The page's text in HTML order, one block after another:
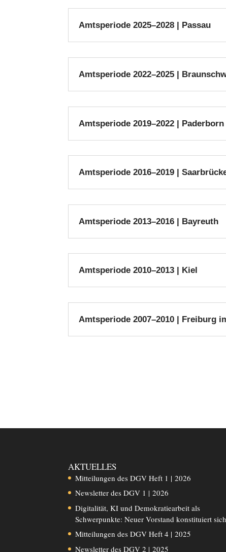
Amtsperiode 2025–2028 | Passau
Amtsperiode 2022–2025 |
Amtsperiode 2019–2022 | Paderborn
Amtsperiode 2016–2019 |
Amtsperiode 2013–2016 | Bayreuth
Amtsperiode 2010–2013 | Kiel
Amtsperiode 2007–2010 | Freiburg
AKTUELLES
Mitteilungen des DGV Heft 1 | 2026
Newsletter des DGV 1 | 2026
Digitalität, KI und Demokratiearbeit als
Schwerpunkte: Neuer Vorstand konstituiert sich
Mitteilungen des DGV Heft 4 | 2025
Newsletter des DGV 2 | 2025